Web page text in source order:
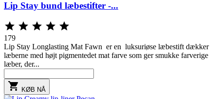
Lip Stay bund læbestifter -...
    
179
Lip Stay Longlasting Mat Fawn er en luksuriøse læbestift dækker
læberne med højt pigmentedet mat farve som ger smukke farverige
læber, der...
 KØB NÅ